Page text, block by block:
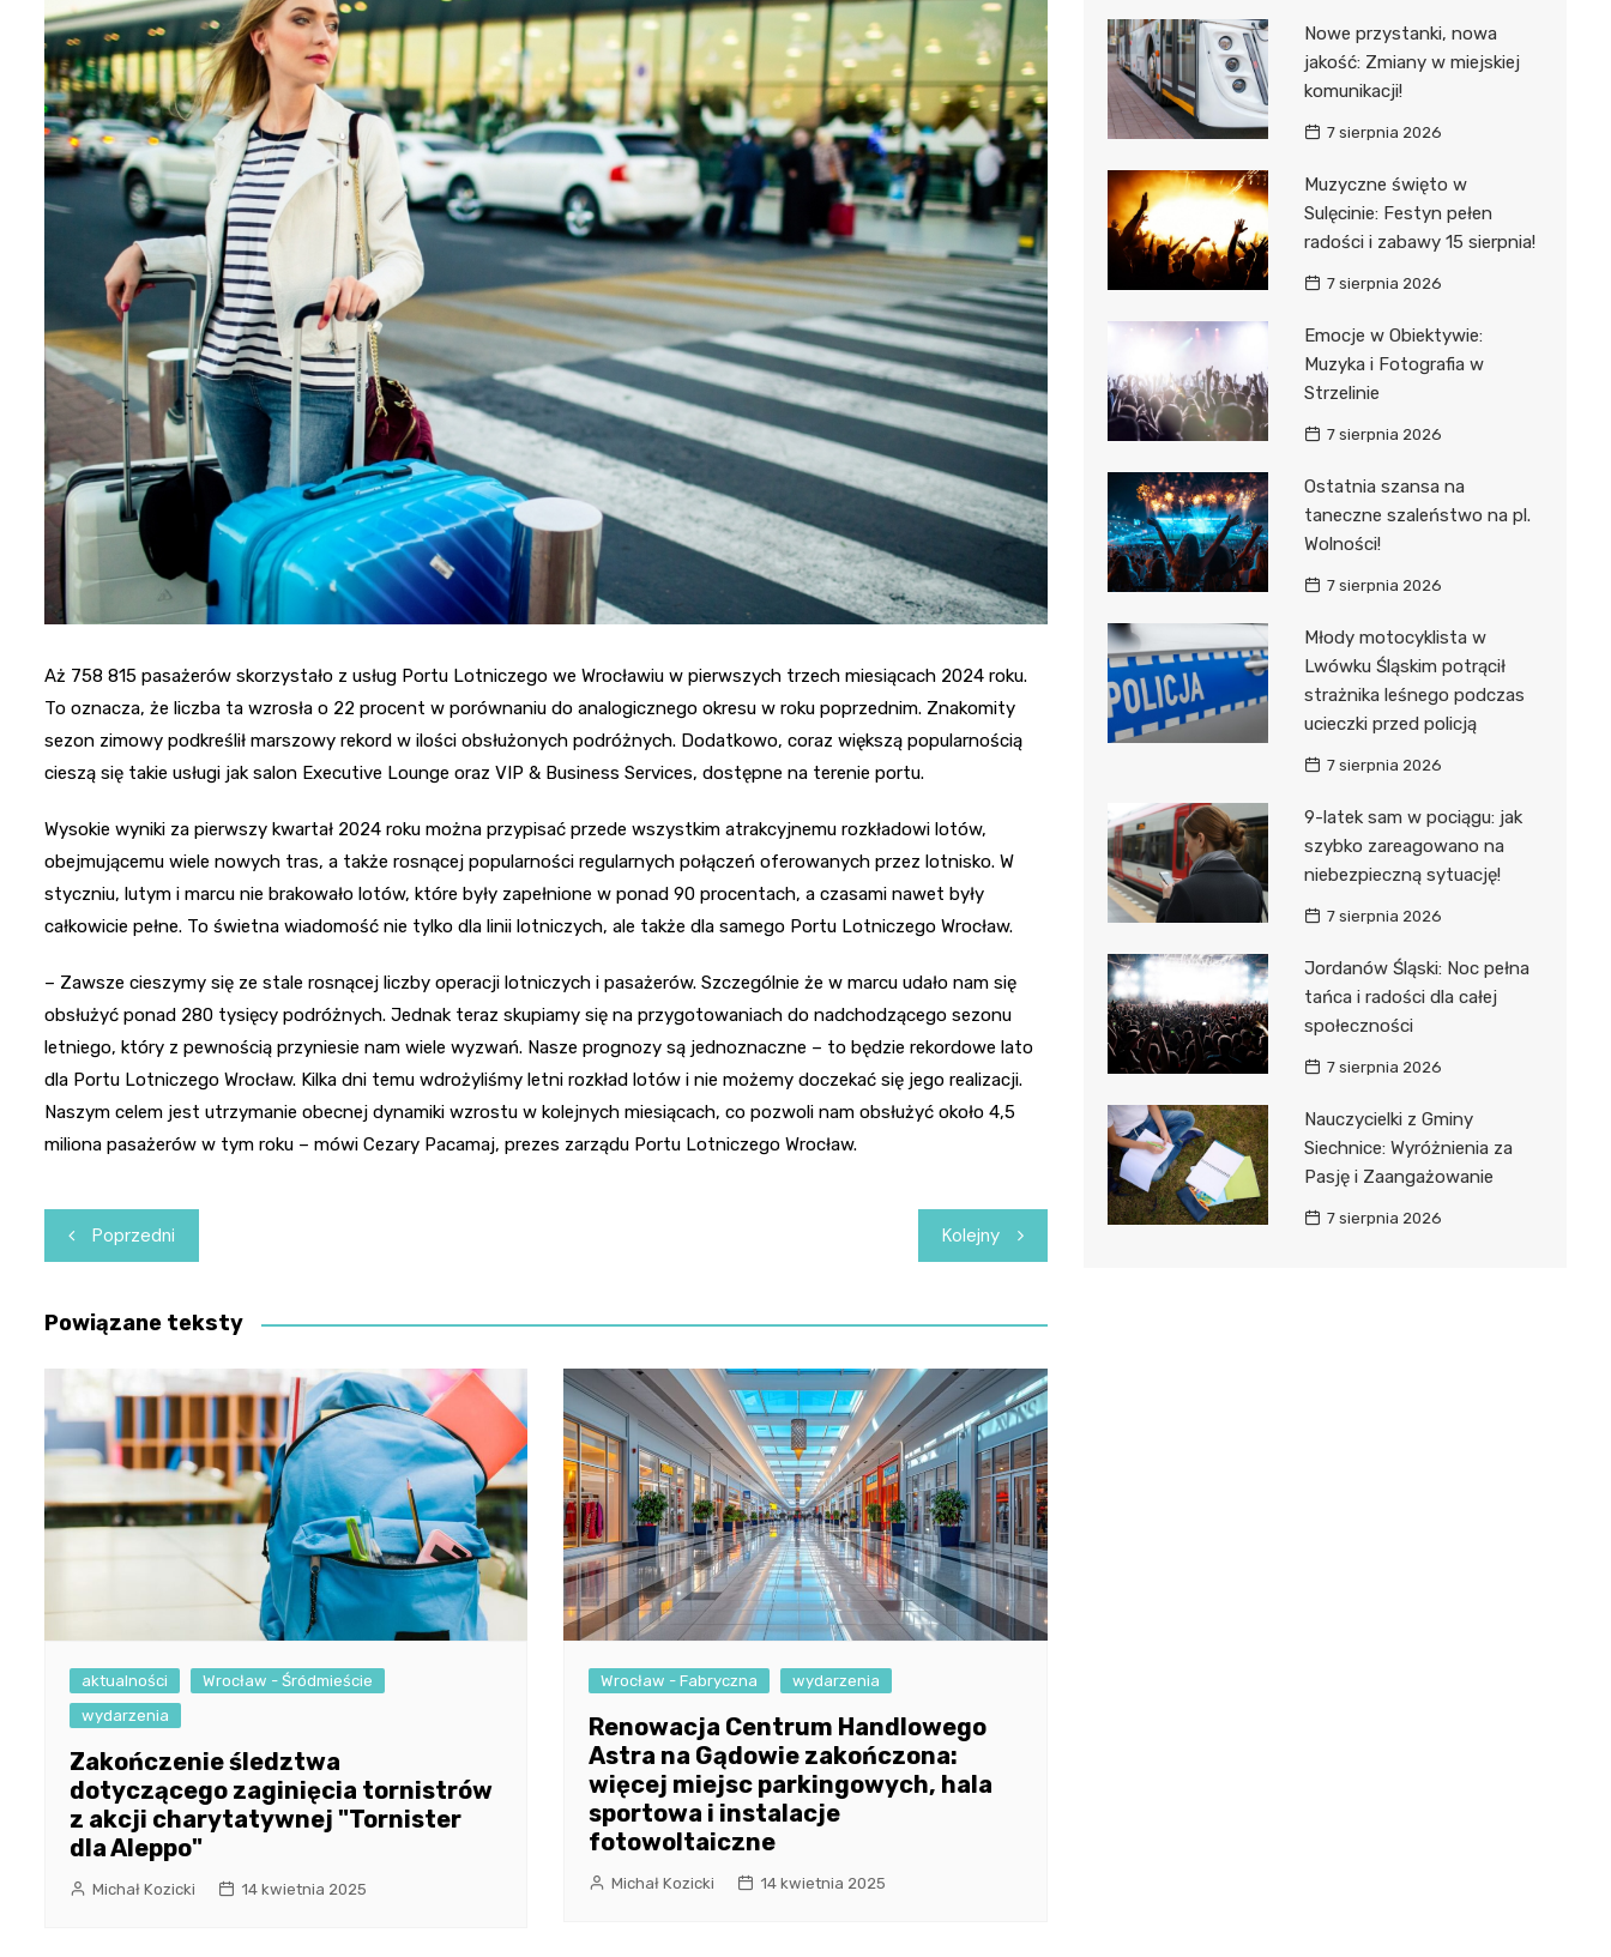
Fryzjer
Kino
Poczta
Aż 758 815 pasażerów skorzystało z usług Portu Lotniczego we Wrocławiu w pierwszych trzech miesiącach 2024 roku.
To oznacza, że liczba ta wzrosła o 22 procent w porównaniu do analogicznego okresu w roku poprzednim. Znakomity
sezon zimowy podkreślił marszowy rekord w ilości obsłużonych podróżnych. Dodatkowo, coraz większą popularnością
cieszą się takie usługi jak salon Executive Lounge oraz VIP & Business Services, dostępne na terenie portu.
Wysokie wyniki za pierwszy kwartał 2024 roku można przypisać przede wszystkim atrakcyjnemu rozkładowi lotów,
obejmującemu wiele nowych tras, a także rosnącej popularności regularnych połączeń oferowanych przez lotnisko. W
styczniu, lutym i marcu nie brakowało lotów, które były zapełnione w ponad 90 procentach, a czasami nawet były
całkowicie pełne. To świetna wiadomość nie tylko dla linii lotniczych, ale także dla samego Portu Lotniczego Wrocław.
– Zawsze cieszymy się ze stale rosnącej liczby operacji lotniczych i pasażerów. Szczególnie że w marcu udało nam się
obsłużyć ponad 280 tysięcy podróżnych. Jednak teraz skupiamy się na przygotowaniach do nadchodzącego sezonu
letniego, który z pewnością przyniesie nam wiele wyzwań. Nasze prognozy są jednoznaczne – to będzie rekordowe lato
dla Portu Lotniczego Wrocław. Kilka dni temu wdrożyliśmy letni rozkład lotów i nie możemy doczekać się jego realizacji.
Naszym celem jest utrzymanie obecnej dynamiki wzrostu w kolejnych miesiącach, co pozwoli nam obsłużyć około 4,5
miliona pasażerów w tym roku – mówi Cezary Pacamaj, prezes zarządu Portu Lotniczego Wrocław.
Nawigacja
wpisu
Poprzedni Kolejny
Powiązane teksty
aktualności
Wrocław - Śródmieście
wydarzenia
Zakończenie śledztwa
dotyczącego zaginięcia tornistrów
z akcji charytatywnej "Tornister
dla Aleppo"
Michał Kozicki 14 kwietnia 2025
Wrocław - Fabryczna wydarzenia
Renowacja Centrum Handlowego
Astra na Gądowie zakończona:
więcej miejsc parkingowych, hala
sportowa i instalacje
fotowoltaiczne
Michał Kozicki 14 kwietnia 2025
Nowe przystanki, nowa
jakość: Zmiany w miejskiej
komunikacji!
7 sierpnia 2026
Muzyczne święto w
Sulęcinie: Festyn pełen
radości i zabawy 15 sierpnia!
7 sierpnia 2026
Emocje w Obiektywie:
Muzyka i Fotografia w
Strzelinie
7 sierpnia 2026
Ostatnia szansa na
taneczne szaleństwo na pl.
Wolności!
7 sierpnia 2026
Młody motocyklista w
Lwówku Śląskim potrącił
strażnika leśnego podczas
ucieczki przed policją
7 sierpnia 2026
9-latek sam w pociągu: jak
szybko zareagowano na
niebezpieczną sytuację!
7 sierpnia 2026
Jordanów Śląski: Noc pełna
tańca i radości dla całej
społeczności
7 sierpnia 2026
Nauczycielki z Gminy
Siechnice: Wyróżnienia za
Pasję i Zaangażowanie
7 sierpnia 2026